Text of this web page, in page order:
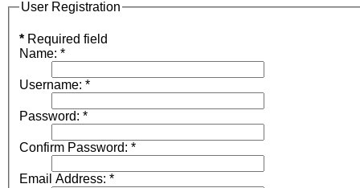
User Registration
* Required field
Name: *
Username: *
Password: *
Confirm Password: *
Email Address: *